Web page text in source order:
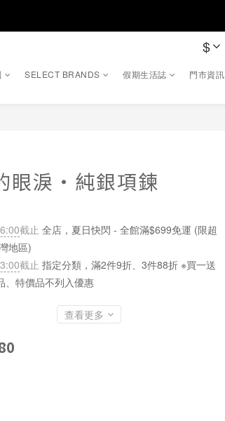
$
SELECT BRANDS 假期生活誌 門市資訊
眼淚・純銀項鍊
截止 全店，夏日快閃 - 全館滿$699免運 (限超
地區)
截止 指定分類，滿2件9折、3件88折 ※買一送
、特價品不列入優惠
查看更多